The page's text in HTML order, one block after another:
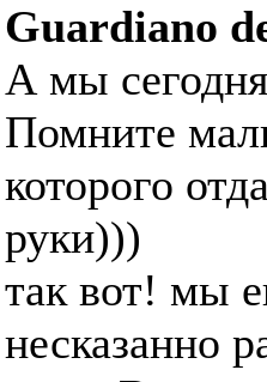
Guardiano
А мы
Помните
которого
руки)))
так вот! мы
несказанно